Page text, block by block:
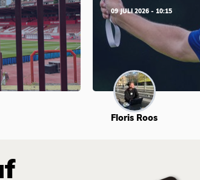
09 JULI 2026 - 10:15
Floris Roos